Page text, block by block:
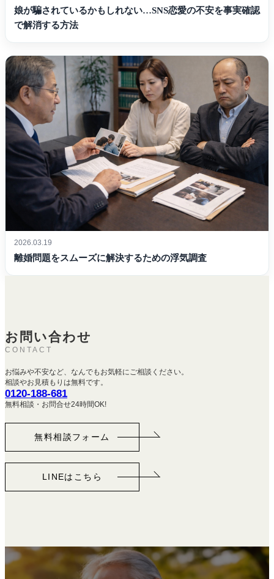
娘が騙されているかもしれない…SNS恋愛の不安を事実確認
で解消する方法
2026.03.19
離婚問題をスムーズに解決するための浮気調査
お問い合わせ
CONTACT
お悩みや不安など、なんでもお気軽にご相談ください。
相談やお見積もりは無料です。
0120-188-681
無料相談・お問合せ24時間OK!
無料相談フォーム
LINEはこちら